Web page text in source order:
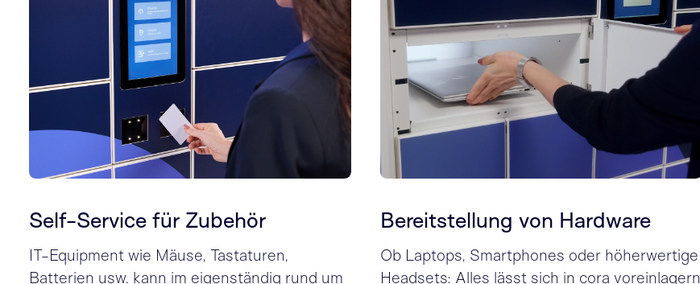
Self-Service für Zubehör
IT-Equipment wie Mäuse, Tastaturen,
Batterien usw. kann im eigenständig rund um
Bereitstellung von Hardware
Ob Laptops, Smartphones oder höherwertige
Headsets: Alles lässt sich in cora voreinlagern